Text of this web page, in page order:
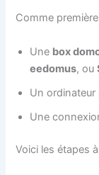
Comme
Une box
eedomus, ou
Un ordinateur
Une
Voici les étapes